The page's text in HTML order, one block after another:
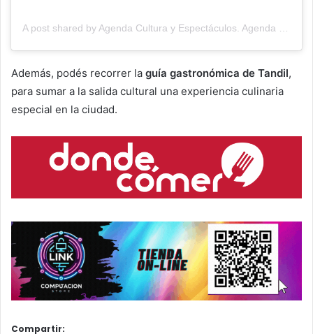
Además, podés recorrer la guía gastronómica de Tandil,
para sumar a la salida cultural una experiencia culinaria
especial en la ciudad.
Compartir: